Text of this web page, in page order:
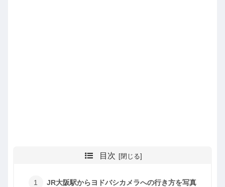
目次
JR大阪駅からヨドバシカメラへの行き方を写真